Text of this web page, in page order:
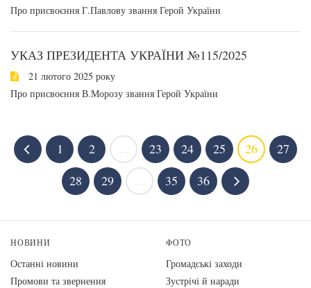
Про присвоєння Г.Павлову звання Герой України
УКАЗ ПРЕЗИДЕНТА УКРАЇНИ №115/2025
21 лютого 2025 року
Про присвоєння В.Морозу звання Герой України
1 2 23 24 25 26
27
28
29 35 36
НОВИНИ
Останні новини
Промови та звернення
ФОТО
Громадські заходи
Зустрічі й наради